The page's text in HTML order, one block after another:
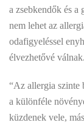
a zsebkendők és
nem lehet az
odafigyeléssel
élvezhetővé válnak.
“Az allergia szinte
a különféle
küzdenek vele,